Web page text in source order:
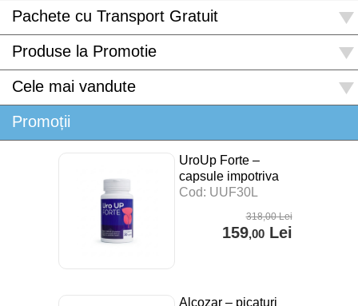
Pachete cu Transport Gratuit
Produse la Promotie
Cele mai vandute
Promoții
UroUp Forte –
capsule impotriva
prostatitei – 30 cps
Cod: UUF30L
318,00Lei
159,00Lei
Alcozar – picaturi